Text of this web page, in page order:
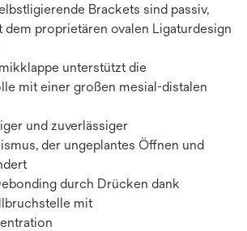
Brackets sind passiv,
dem proprietären ovalen Ligaturdesign
unterstützt die
mit einer großen mesial-distalen
und zuverlässiger
der ungeplantes Öffnen und
durch Drücken dank
mit